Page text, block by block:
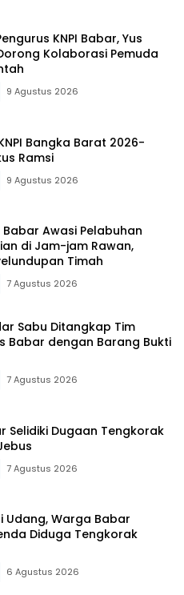
KNPI Babar, Yus
Kolaborasi Pemuda
9 Agustus 2026
Bangka Barat 2026-
Ramsi
9 Agustus 2026
Awasi Pelabuhan
di Jam-jam Rawan,
Timah
7 Agustus 2026
Sabu Ditangkap Tim
Babar dengan Barang Bukti
7 Agustus 2026
Selidiki Dugaan Tengkorak
7 Agustus 2026
Udang, Warga Babar
Diduga Tengkorak
6 Agustus 2026